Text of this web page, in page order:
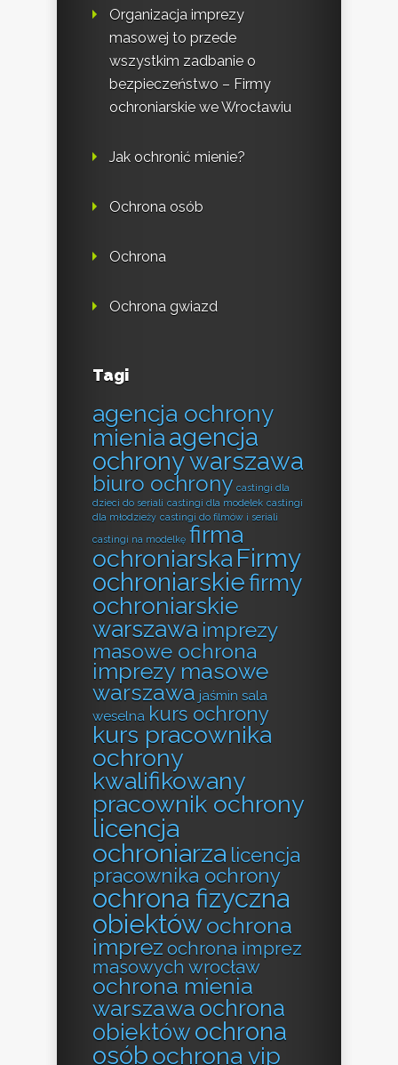
Organizacja imprezy
masowej to przede
wszystkim zadbanie o
bezpieczeństwo – Firmy
ochroniarskie we Wrocławiu
Jak ochronić mienie?
Ochrona osób
Ochrona
Ochrona gwiazd
Tagi
agencja ochrony
mieniaagencja
ochrony warszawa
biuro ochrony castingi dla
dzieci do seriali castingi dla modelek castingi
dla młodzieży castingi do filmów i seriali
castingi na modelkę firma
ochroniarska Firmy
ochroniarskiefirmy
ochroniarskie
warszawa imprezy
masowe ochrona
imprezy masowe
warszawa jaśmin sala
weselna kurs ochrony
kurs pracownika
ochrony
kwalifikowany
pracownik ochrony
licencja
ochroniarza licencja
pracownika ochrony
ochrona fizyczna
obiektówochrona
imprez ochrona imprez
masowych wrocław
ochrona mienia
warszawa ochrona
obiektów ochrona
osóbochrona vip